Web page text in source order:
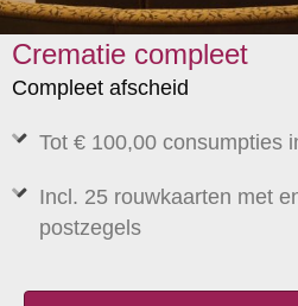
Crematie compleet
Compleet afscheid
Tot € 100,00 consumpties
Incl. 25 rouwkaarten met
postzegels